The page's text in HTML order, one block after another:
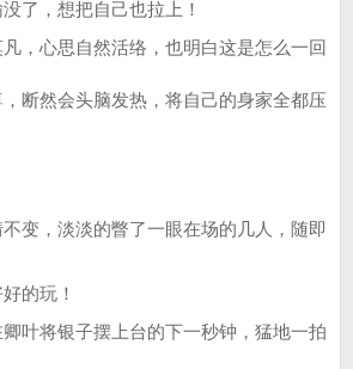
，想把自己也拉上！
心思自然活络，也明白这是怎么一回
断然会头脑发热，将自己的身家全都压
，淡淡的瞥了一眼在场的几人，随即
的玩！
将银子摆上台的下一秒钟，猛地一拍